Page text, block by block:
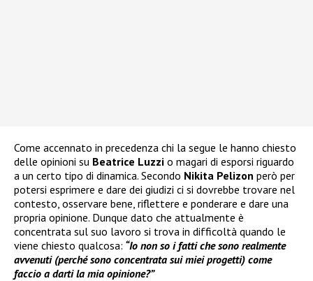
Come accennato in precedenza chi la segue le hanno chiesto
delle opinioni su Beatrice Luzzi o magari di esporsi riguardo
a un certo tipo di dinamica. Secondo Nikita Pelizon però per
potersi esprimere e dare dei giudizi ci si dovrebbe trovare nel
contesto, osservare bene, riflettere e ponderare e dare una
propria opinione. Dunque dato che attualmente è
concentrata sul suo lavoro si trova in difficoltà quando le
viene chiesto qualcosa: “Io non so i fatti che sono realmente
avvenuti (perché sono concentrata sui miei progetti) come
faccio a darti la mia opinione?”